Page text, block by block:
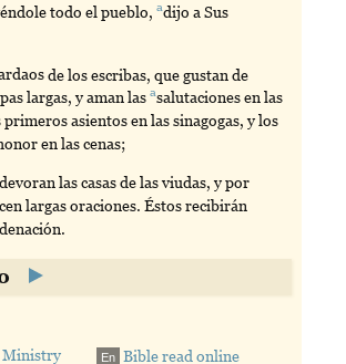
todo el pueblo,adijo a Sus
de los escribas, que gustan de
largas, y aman lasasalutacionesen las
primeros asientos en las sinagogas, y los
en las cenas;
devoran las casas de las viudas, y por
largas oraciones. Éstos recibirán
.
En Bible read online
Ministry